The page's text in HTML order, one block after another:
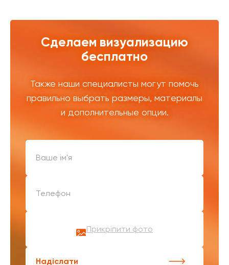
Сделаем визуализацию
бесплатно
Также наши специалисты могут помочь
правильно выбрать размеры, материалы
и дополнительные опции.
Прикріпити фото
Надіслати